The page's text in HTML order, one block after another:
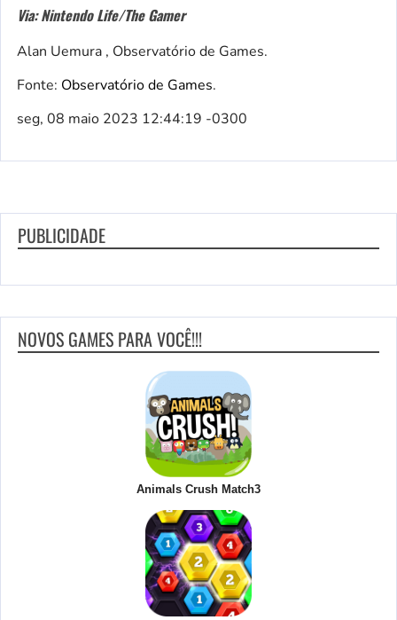
Via: Nintendo Life/The Gamer
Alan Uemura , Observatório de Games.
Fonte: Observatório de Games.
seg, 08 maio 2023 12:44:19 -0300
PUBLICIDADE
NOVOS GAMES PARA VOCÊ!!!
Animals Crush Match3